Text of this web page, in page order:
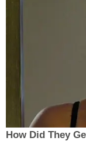
How Did They